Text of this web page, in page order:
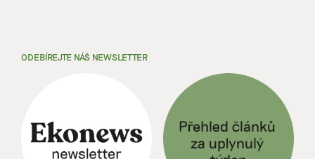
ODEBÍREJTE NÁŠ NEWSLETTER